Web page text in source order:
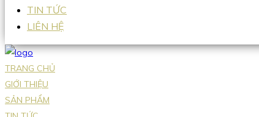
TIN TỨC
LIÊN HỆ
TRANG CHỦ
GIỚI THIỆU
SẢN PHẨM